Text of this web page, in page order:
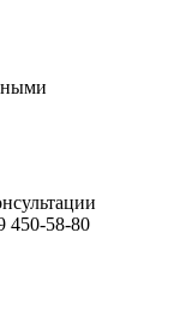
450-58-80